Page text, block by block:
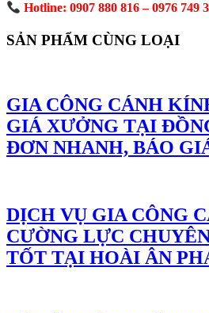
Hotline: 0907 880 816 – 0976 749
SẢN PHẨM CÙNG LOẠI
GIA CÔNG CÁNH
GIÁ XƯỞNG TẠI
ĐƠN NHANH, BÁO
DỊCH VỤ GIA CÔNG
CƯỜNG LỰC
TỐT TẠI HOÀI ÂN